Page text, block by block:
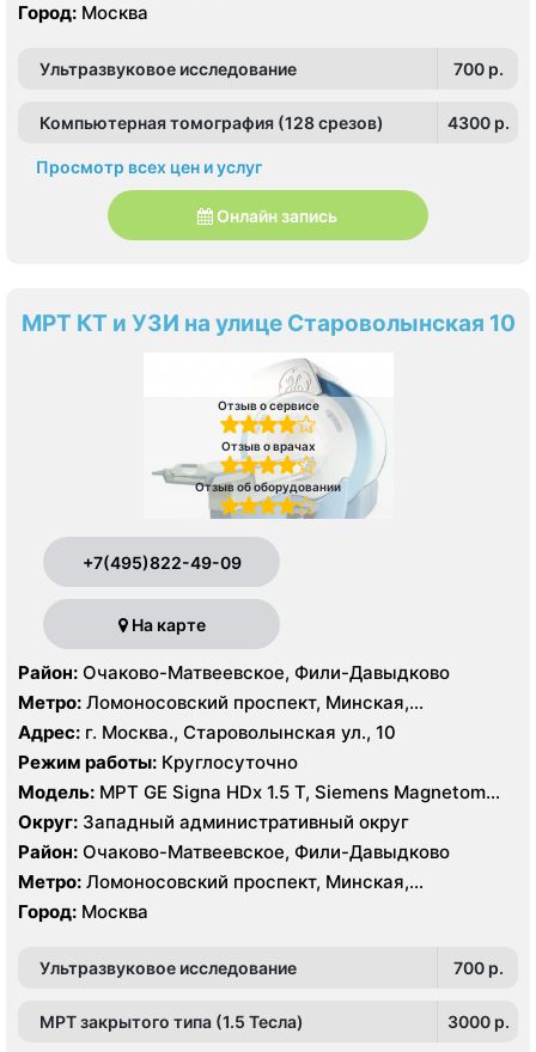
Город: Москва
Ультразвуковое исследование 700 p.
Компьютерная томография (128 срезов) 4300 p.
Просмотр всех цен и услуг
Онлайн запись
МРТ КТ и УЗИ на улице Староволынская 10
Отзыв о сервисе
Отзыв о врачах
Отзыв об оборудовании
+7(495)822-49-09
На карте
Район: Очаково-Матвеевское, Фили-Давыдково
Метро: Ломоносовский проспект, Минская,
Славянский бульвар
Адрес: г. Москва., Староволынская ул., 10
Режим работы: Круглосуточно
Модель: МРТ GE Signa HDx 1.5 T, Siemens Magnetom
Harmony 1.0 Т, КТ GE Healthcare Optima CT660 64
среза, GE Healthcare BrightSpeed 16 срезов, УЗИ
Hitachi Hi Vision Preirus, GE Voluson E8
Округ: Западный административный округ
Район: Очаково-Матвеевское, Фили-Давыдково
Метро: Ломоносовский проспект, Минская,
Славянский бульвар
Город: Москва
Ультразвуковое исследование 700 p.
МРТ закрытого типа (1.5 Тесла) 3000 p.